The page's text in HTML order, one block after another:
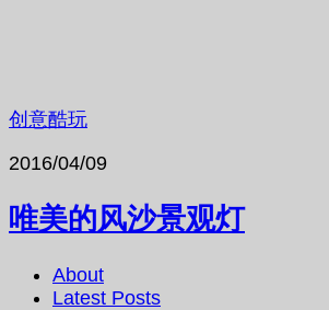
创意酷玩
2016/04/09
唯美的风沙景观灯
About
Latest Posts